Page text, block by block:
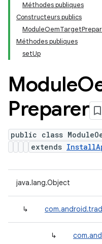
Méthodes publiques
Constructeurs publics
Méthodes publiques
setUp
Module
Preparer
public class
extends
java.lang.Object
↳
↳